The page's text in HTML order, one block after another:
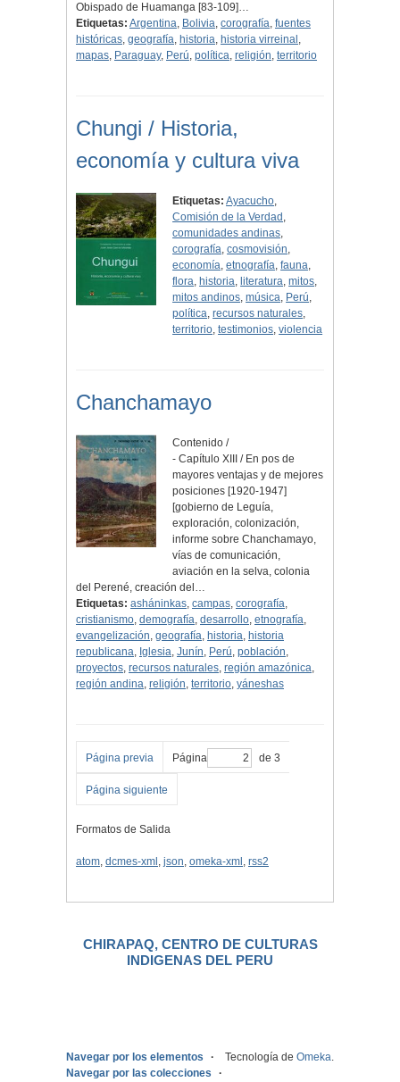
Obispado de Huamanga [83-109]…
Etiquetas: Argentina, Bolivia, corografía, fuentes
históricas, geografía, historia, historia virreinal ,
mapas, Paraguay, Perú, política, religión, territorio
Chungi / Historia,
economía y cultura viva
Etiquetas: Ayacucho,
Comisión de la Verdad ,
comunidades andinas,
corografía,cosmovisión,
economía,etnografía,fauna,
flora, historia, literatura,mitos,
mitos andinos,música, Perú,
política,recursos naturales,
territorio,testimonios,violencia
Chanchamayo
Contenido /
- Capítulo XIII / En pos de
mayores ventajas y de mejores
posiciones [1920-1947]
[gobierno de Leguía,
exploración, colonización,
informe sobre Chanchamayo,
vías de comunicación,
aviación en la selva, colonia
del Perené, creación del…
Etiquetas: asháninkas, campas, corografía,
cristianismo, demografía, desarrollo, etnografía,
evangelización, geografía, historia, historia
republicana, Iglesia, Junín, Perú, población,
proyectos, recursos naturales, región amazónica,
región andina, religión, territorio, yáneshas
Página previa Página de 3
Página siguiente
Formatos de Salida
atom, dcmes-xml , json, omeka-xml , rss2
CHIRAPAQ, CENTRO DE CULTURAS
INDIGENAS DEL PERU
Navegar por los elementos
Navegar por las colecciones
Tecnología de Omeka.